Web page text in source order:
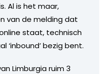
Al is het maar,
van de melding dat
staat, technisch
‘inbound’ bezig bent.
Limburgia ruim 3